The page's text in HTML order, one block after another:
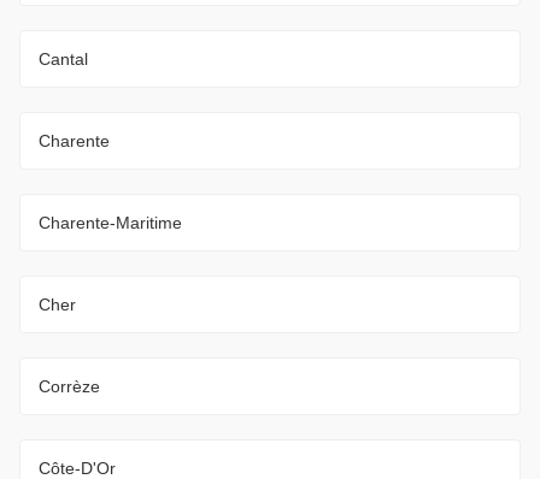
Cantal
Charente
Charente-Maritime
Cher
Corrèze
Côte-D'Or